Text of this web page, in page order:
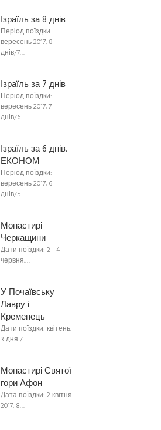
Ізраїль за 8 днів
Період поїздки:
вересень 2017, 8
днів/7…
Ізраїль за 7 днів
Період поїздки:
вересень 2017, 7
днів/6…
Ізраїль за 6 днів.
ЕКОНОМ
Період поїздки:
вересень 2017, 6
днів/5…
Монастирі
Черкащини
Дати поїздки: 2 - 4
червня,…
У Почаївську
Лавру і
Кременець
Дати поїздки: квітень,
3 дня /…
Монастирі Святої
гори Афон
Дата поїздки: 2 квітня
2017, 8…